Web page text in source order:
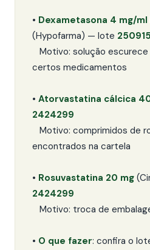
• Dexametasona 4 mg/
(Hypofarma) — lote
Motivo: solução escurece
certos medicamentos
• Atorvastatina cálcica
2424299
Motivo: comprimidos de
encontrados na cartela
• Rosuvastatina 20 mg
2424299
Motivo: troca de
• O que fazer: confira o